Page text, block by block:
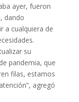
ayer, fueron
dando
a cualquiera de
su
pandemia, que
filas, estamos
agregó